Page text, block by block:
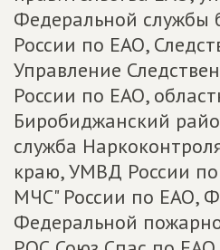
Федеральной службы
России по ЕАО,
Управление
России по ЕАО,
Биробиджанский
служба
краю, УМВД России
МЧС" России по ЕАО,
Федеральной